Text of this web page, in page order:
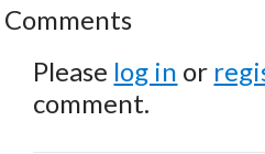
Comments
Please log in or
comment.